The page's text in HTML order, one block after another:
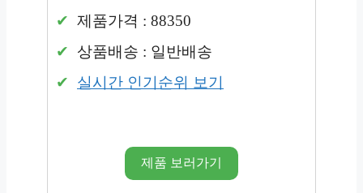
제품가격 : 88350
상품배송 : 일반배송
실시간 인기순위 보기
제품 보러가기